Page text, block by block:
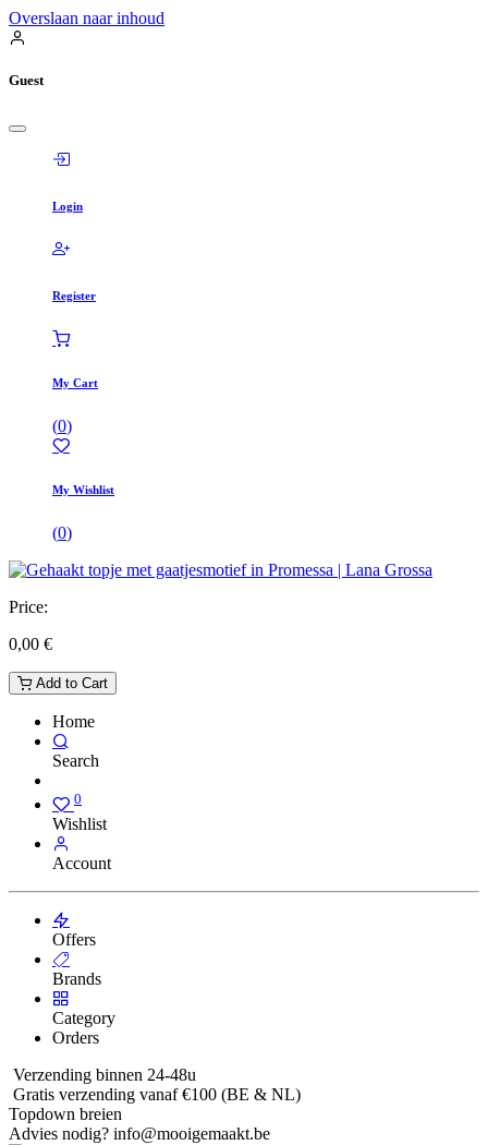
Overslaan naar inhoud
Guest
Login
Register
My Cart
(0)
My Wishlist
(0)
Price:
0,00 €
Add to Cart
Home
Search
0
Wishlist
Account
Offers
Brands
Category
Orders
Verzending binnen 24-48u
Gratis verzending vanaf €100 (BE & NL)
Topdown breien
Advies nodig? info@mooigemaakt.be